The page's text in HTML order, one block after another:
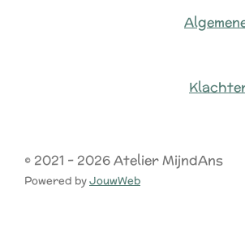
© 2021 - 2026 Atelier MijndAns
Powered byJouwWeb